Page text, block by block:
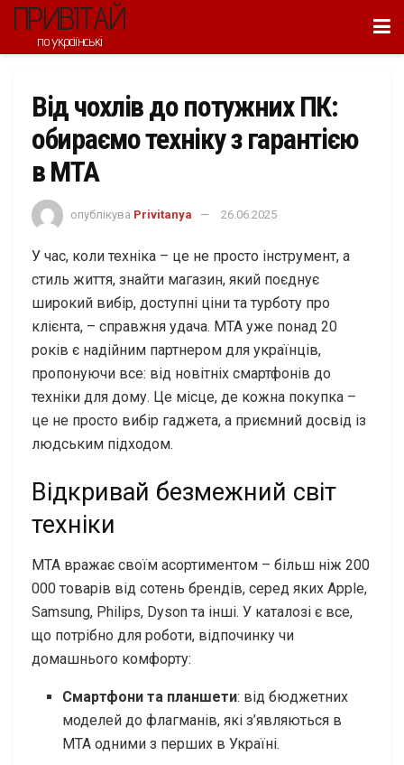
ПРИВІТАЙ
по українські
Від чохлів до потужних ПК:
обираємо техніку з гарантією
в МТА
опублікува Privitanya 26.06.2025
У час, коли техніка – це не просто інструмент, а
стиль життя, знайти магазин, який поєднує
широкий вибір, доступні ціни та турботу про
клієнта, – справжня удача. МТА уже понад 20
років є надійним партнером для українців,
пропонуючи все: від новітніх смартфонів до
техніки для дому. Це місце, де кожна покупка –
це не просто вибір гаджета, а приємний досвід із
людським підходом.
Відкривай безмежний світ
техніки
МТА вражає своїм асортиментом – більш ніж 200
000 товарів від сотень брендів, серед яких Apple,
Samsung, Philips, Dyson та інші. У каталозі є все,
що потрібно для роботи, відпочинку чи
домашнього комфорту:
Смартфони та планшети: від бюджетних
моделей до флагманів, які з’являються в
МТА одними з перших в Україні.